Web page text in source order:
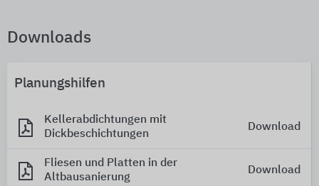
Downloads
Planungshilfen
Kellerabdichtungen mit
Dickbeschichtungen
Download
Fliesen und Platten in der
Altbausanierung
Download